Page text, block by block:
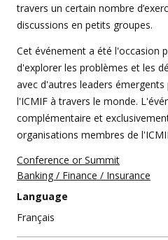
travers un certain nombre
discussions en petits groupes.
Cet événement a été l'occasion
d'explorer les problèmes et les
avec d'autres leaders
l'ICMIF à travers le monde.
complémentaire et
organisations membres de
Conference or Summit
Banking / Finance / Insurance
Language
Français